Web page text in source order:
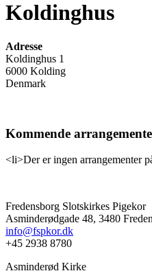
Koldinghus
Adresse
Koldinghus 1
6000 Kolding
Denmark
Kommende
<li>Der er ingen arrangementer
Fredensborg Slotskirkes Pigekor
Asminderødgade 48, 3480
info@fspkor.dk
+45 2938 8780
Asminderød Kirke